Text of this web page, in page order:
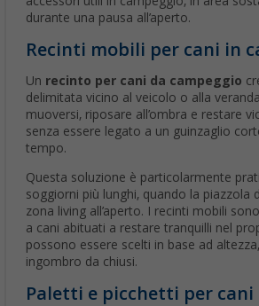
durante una pausa all’aperto.
Recinti mobili per cani in
Un recinto per cani da campeggio
delimitata vicino al veicolo o alla
muoversi, riposare all’ombra e restare
senza essere legato a un guinzaglio
tempo.
Questa soluzione è particolarmente
soggiorni più lunghi, quando la piazzola
zona living all’aperto. I recinti mobili
a cani abituati a restare tranquilli nel
possono essere scelti in base ad
ingombro da chiusi.
Paletti e picchetti per cani